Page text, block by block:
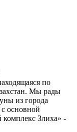
по
Мы рады
из города
основной
Злиха» -